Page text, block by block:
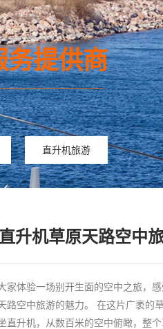
务提供商
直升机旅游
升机草原天路空中
家体验一场别开生面的空中之旅，
路空中旅游的魅力。 在这片广袤的
直升机，从数百米的空中俯瞰，整